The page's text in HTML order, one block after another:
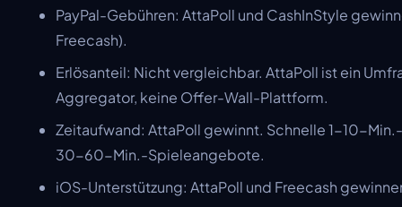
PayPal-Gebühren: AttaPoll und CashInStyle
Freecash).
Erlösanteil: Nicht vergleichbar. AttaPoll ist ein
Aggregator, keine Offer-Wall-Plattform.
Zeitaufwand: AttaPoll gewinnt. Schnelle 1-10-
30-60-Min.-Spieleangebote.
iOS-Unterstützung: AttaPoll und Freecash